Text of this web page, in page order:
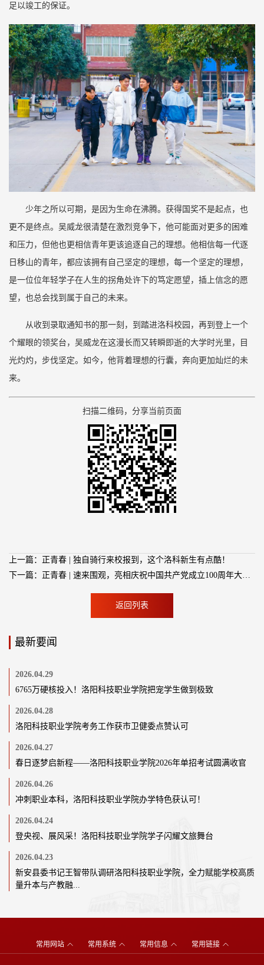
足以竣工的保证。
少年之所以可期，是因为生命在沸腾。获得国奖不是起点，也
更不是终点。吴威龙很清楚在激烈竞争下，他可能面对更多的困难
和压力，但他也更相信青年更该追逐自己的理想。他相信每一代逐
日移山的青年，都应该拥有自己坚定的理想，每一个坚定的理想，
是一位位年轻学子在人生的拐角处许下的笃定愿望，插上信念的愿
望，也总会找到属于自己的未来。
从收到录取通知书的那一刻，到踏进洛科校园，再到登上一个
个耀眼的领奖台，吴威龙在这漫长而又转瞬即逝的大学时光里，目
光灼灼，步伐坚定。如今，他背着理想的行囊，奔向更加灿烂的未
来。
扫描二维码，分享当前页面
上一篇：正青春 | 独自骑行来校报到，这个洛科新生有点酷！
返回列表
最新要闻
2026.04.29
6765万硬核投入！洛阳科技职业学院把宠学生做到极致
2026.04.28
洛阳科技职业学院考务工作获市卫健委点赞认可
2026.04.27
春日逐梦启新程——洛阳科技职业学院2026年单招考试圆满收官
2026.04.26
冲刺职业本科，洛阳科技职业学院办学特色获认可！
2026.04.24
登央视、展风采！洛阳科技职业学院学子闪耀文旅舞台
2026.04.23
新安县委书记王智带队调研洛阳科技职业学院，全力赋能学校高质
量升本与产教融...
常用网站 常用系统 常用信息 常用链接